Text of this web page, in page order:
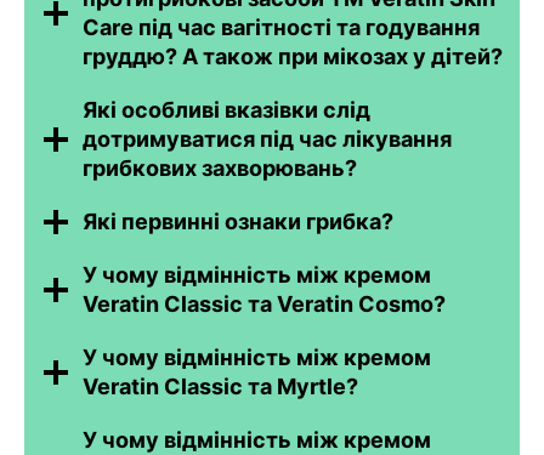
Care під час вагітності та годування
груддю? А також при мікозах у дітей?
Які особливі вказівки слід
дотримуватися під час лікування
грибкових захворювань?
Які первинні ознаки грибка?
У чому відмінність між кремом
Veratin Classic та Veratin Cosmo?
У чому відмінність між кремом
Veratin Classic та Myrtle?
У чому відмінність між кремом